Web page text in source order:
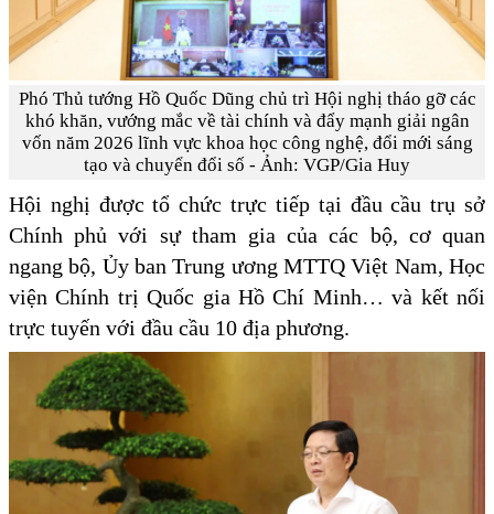
Phó Thủ tướng Hồ Quốc Dũng chủ trì Hội nghị tháo gỡ các
khó khăn, vướng mắc về tài chính và đẩy mạnh giải ngân
vốn năm 2026 lĩnh vực khoa học công nghệ, đổi mới sáng
tạo và chuyển đổi số - Ảnh: VGP/Gia Huy
Hội nghị được tổ chức trực tiếp tại đầu cầu trụ sở
Chính phủ với sự tham gia của các bộ, cơ quan
ngang bộ, Ủy ban Trung ương MTTQ Việt Nam, Học
viện Chính trị Quốc gia Hồ Chí Minh… và kết nối
trực tuyến với đầu cầu 10 địa phương.